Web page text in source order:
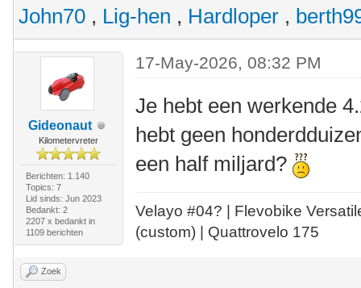
John70 , Lig-hen , Hardloper ,
Gideonaut
Kilometervreter
Berichten: 1.140
Topics: 7
Lid sinds: Jun 2023
Bedankt: 2
2207 x bedankt in
1109 berichten
17-May-2026, 08:32 PM
Je hebt een werkende
hebt geen
een half miljard?
Velayo #04? | Flevobike
(custom) | Quattrovelo 175
Zoek